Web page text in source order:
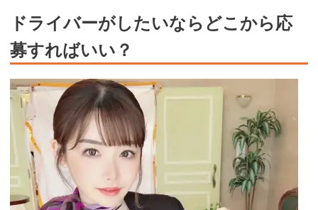
ドライバーがしたいならどこから応
募すればいい？